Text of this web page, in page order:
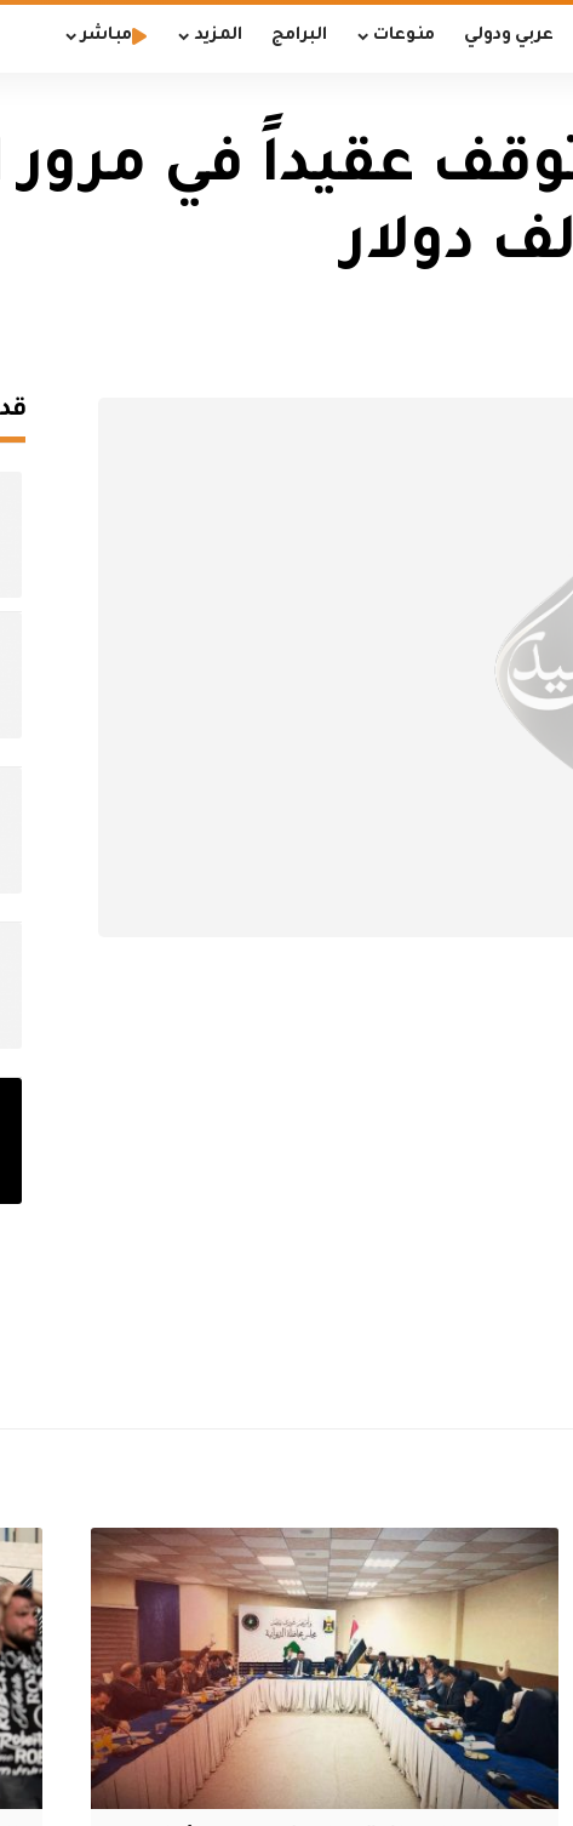
عربي ودولي منوعات البرامج المزيد مباشر
عقيداً في مرور